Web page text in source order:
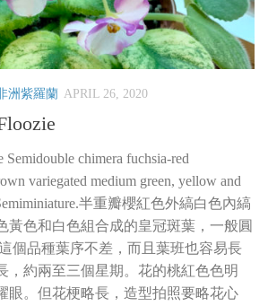
洲紫羅蘭 APRIL 26, 2020
Semidouble chimera fuchsia-red
variegated medium green, yellow and
半重瓣櫻紅色外縞白色內縞
黃色和白色組合成的皇冠斑葉，一般圓
個品種葉序不差，而且葉班也容易長
，約兩至三個星期。花的桃紅色色明
眼。但花梗略長，造型拍照要略花心